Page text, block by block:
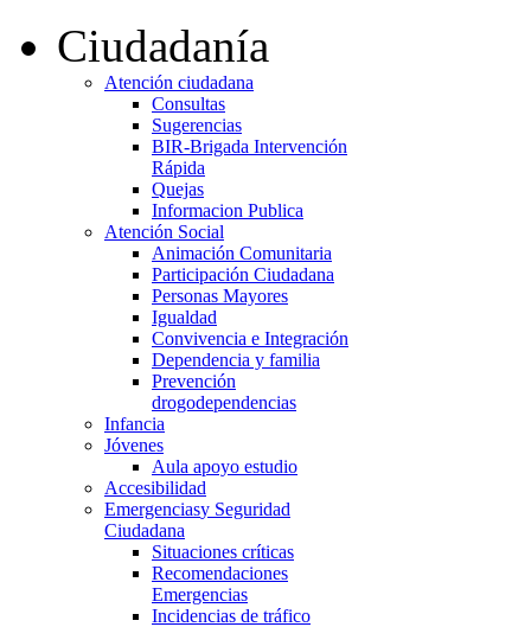
Ciudadanía
Atención ciudadana
Consultas
Sugerencias
BIR-Brigada Intervención
Rápida
Quejas
Informacion Publica
Atención Social
Animación Comunitaria
Participación Ciudadana
Personas Mayores
Igualdad
Convivencia e Integración
Dependencia y familia
Prevención
drogodependencias
Infancia
Jóvenes
Aula apoyo estudio
Accesibilidad
Emergenciasy Seguridad
Ciudadana
Situaciones críticas
Recomendaciones
Emergencias
Incidencias de tráfico